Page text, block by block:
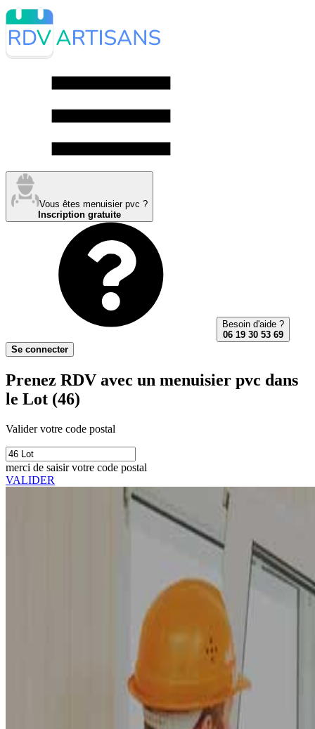
Vous êtes menuisier pvc ?
Inscription gratuite
Besoin d'aide ?
06 19 30 53 69
Se connecter
Prenez RDV avec un menuisier pvc dans
le Lot (46)
Valider votre code postal
merci de saisir votre code postal
VALIDER